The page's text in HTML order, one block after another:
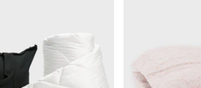
10kg
Add to cart